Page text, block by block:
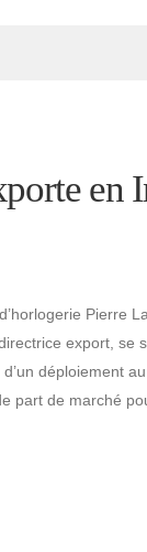
en
Pierre
export, se
déploiement
part de marché